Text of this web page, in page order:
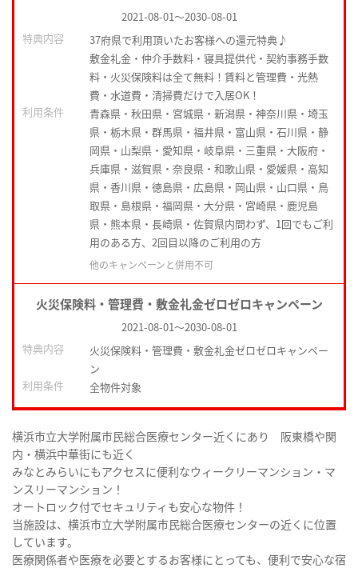
2021-08-01～2030-08-01
特典内容
37府県で利用頂いたお客様への還元特典♪
敷金礼金・仲介手数料・寝具提供代・契約事務手数
料・火災保険料は全て無料！賃料と管理費・光熱
費・水道費・清掃費だけで入居OK！
利用条件
青森県・秋田県・宮城県・新潟県・神奈川県・埼玉
県・栃木県・群馬県・福井県・富山県・石川県・静
岡県・山梨県・愛知県・岐阜県・三重県・大阪府・
兵庫県・滋賀県・奈良県・和歌山県・愛媛県・高知
県・香川県・徳島県・広島県・岡山県・山口県・鳥
取県・島根県・福岡県・大分県・宮崎県・鹿児島
県・熊本県・長崎県・佐賀県内問わず、1回でもご利
用のある方、2回目以降のご利用の方
他のキャンペーンと併用不可
火災保険料・管理費・敷金礼金ゼロゼロキャンペーン
2021-08-01～2030-08-01
特典内容
火災保険料・管理費・敷金礼金ゼロゼロキャンペー
ン
利用条件
全物件対象
横浜市立大学附属市民総合医療センター近くにあり 阪東橋や関
内・横浜中華街にも近く
みなとみらいにもアクセスに便利なウィークリーマンション・マ
ンスリーマンション！
オートロック付でセキュリティも安心な物件！
当施設は、横浜市立大学附属市民総合医療センターの近くに位置
しています。
医療関係者や医療を必要とするお客様にとっても、便利で安心な宿